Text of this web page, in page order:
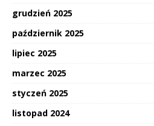
grudzień 2025
październik 2025
lipiec 2025
marzec 2025
styczeń 2025
listopad 2024